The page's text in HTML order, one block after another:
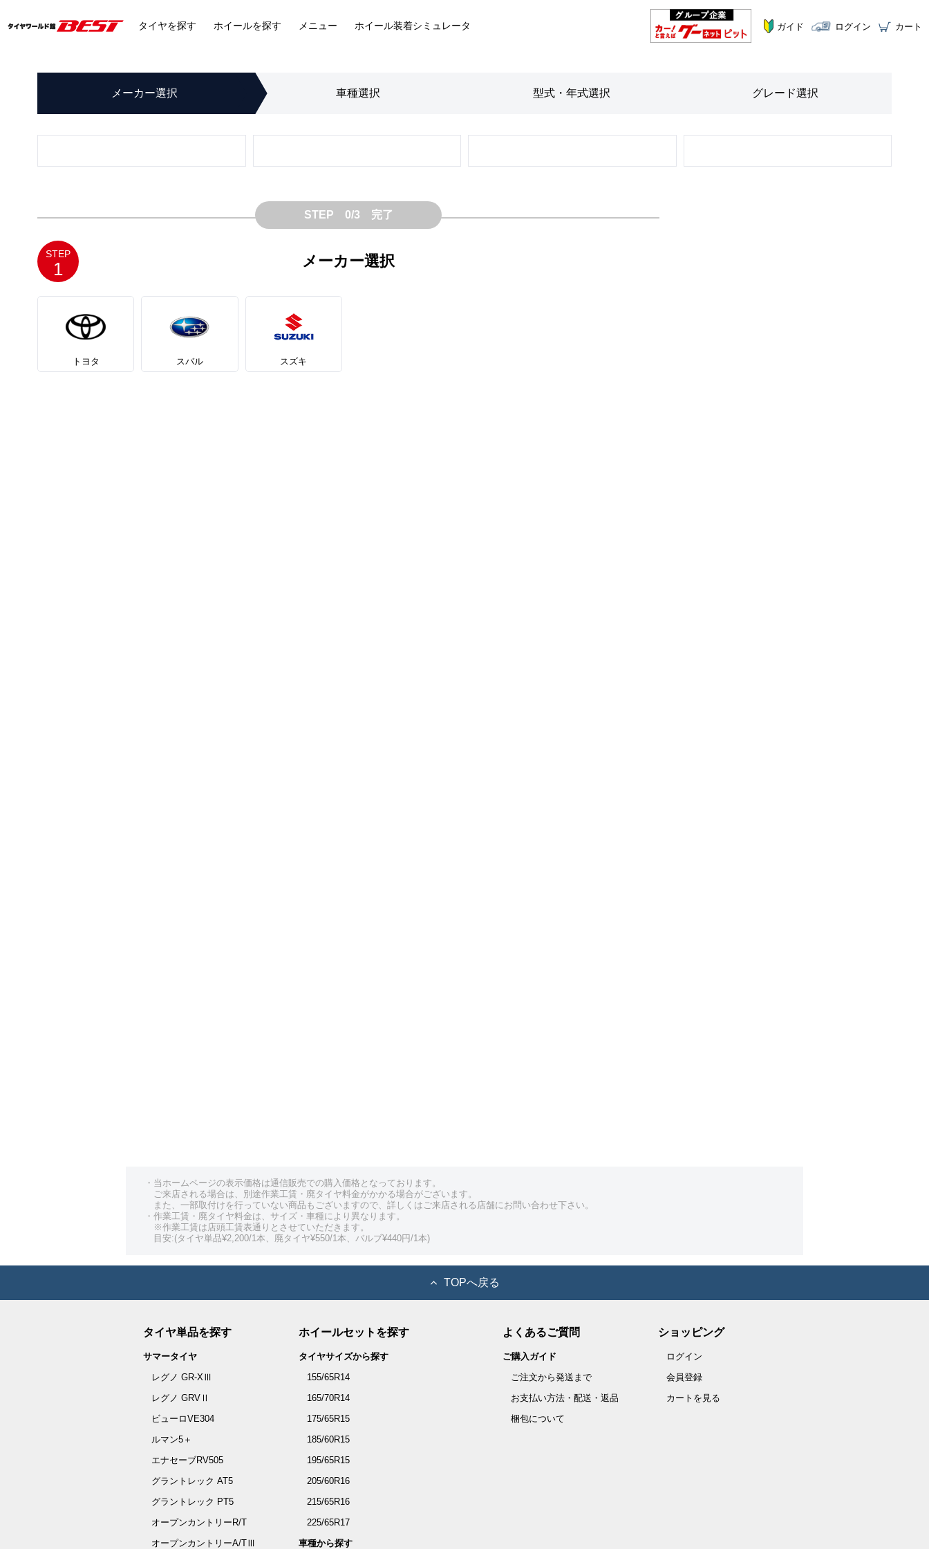
タイヤを探す ホイールを探す メニュー ホイール装着シミュレータ ガイド ログイン カート
メーカー選択 車種選択 型式・年式選択 グレード選択
STEP 0/3 完了
STEP
1 メーカー選択
トヨタ スバル スズキ
・当ホームページの表示価格は通信販売での購入価格となっております。
ご来店される場合は、別途作業工賃・廃タイヤ料金がかかる場合がございます。
また、一部取付けを行っていない商品もございますので、詳しくはご来店される店舗にお問い合わせ下さい。
・作業工賃・廃タイヤ料金は、サイズ・車種により異なります。
※作業工賃は店頭工賃表通りとさせていただきます。
目安:(タイヤ単品¥2,200/1本、廃タイヤ¥550/1本、バルブ¥440円/1本)
TOPへ戻る
タイヤ単品を探す
サマータイヤ
レグノ GR-XⅢ
レグノ GRVⅡ
ビューロVE304
ルマン5＋
エナセーブRV505
グラントレック AT5
グラントレック PT5
オープンカントリーR/T
オープンカントリーA/TⅢ
ホイールセットを探す
タイヤサイズから探す
155/65R14
165/70R14
175/65R15
185/60R15
195/65R15
205/60R16
215/65R16
225/65R17
車種から探す
よくあるご質問
ご購入ガイド
ご注文から発送まで
お支払い方法・配送・返品
梱包について
ショッピング
ログイン
会員登録
カートを見る